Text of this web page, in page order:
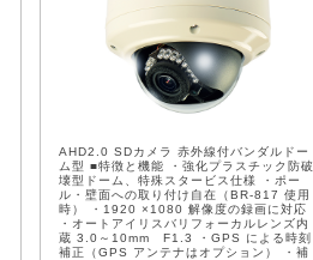
AHD2.0 SDカメラ 赤外線付バンダルドー
ム型 ■特徴と機能 ・強化プラスチック防破
壊型ドーム、特殊スタービス仕様 ・ポー
ル・壁面への取り付け自在（BR-817 使用
時） ・1920 ×1080 解像度の録画に対応
・オートアイリスバリフォーカルレンズ内
蔵 3.0～10mm F1.3 ・GPS による時刻
補正（GPS アンテナはオプション） ・補